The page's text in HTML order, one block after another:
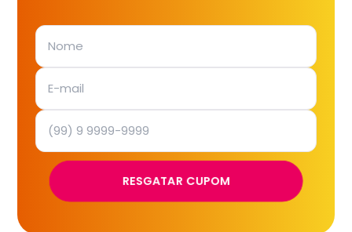
RESGATAR CUPOM